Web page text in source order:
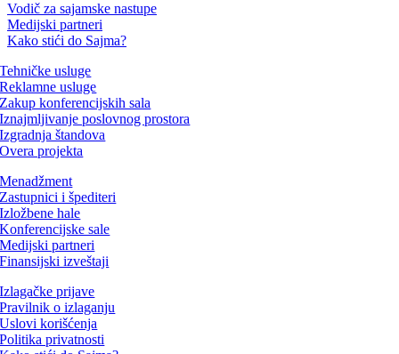
Vodič za sajamske nastupe
Medijski partneri
Kako stići do Sajma?
Tehničke usluge
Reklamne usluge
Zakup konferencijskih sala
Iznajmljivanje poslovnog prostora
Izgradnja štandova
Overa projekta
Menadžment
Zastupnici i špediteri
Izložbene hale
Konferencijske sale
Medijski partneri
Finansijski izveštaji
Izlagačke prijave
Pravilnik o izlaganju
Uslovi korišćenja
Politika privatnosti